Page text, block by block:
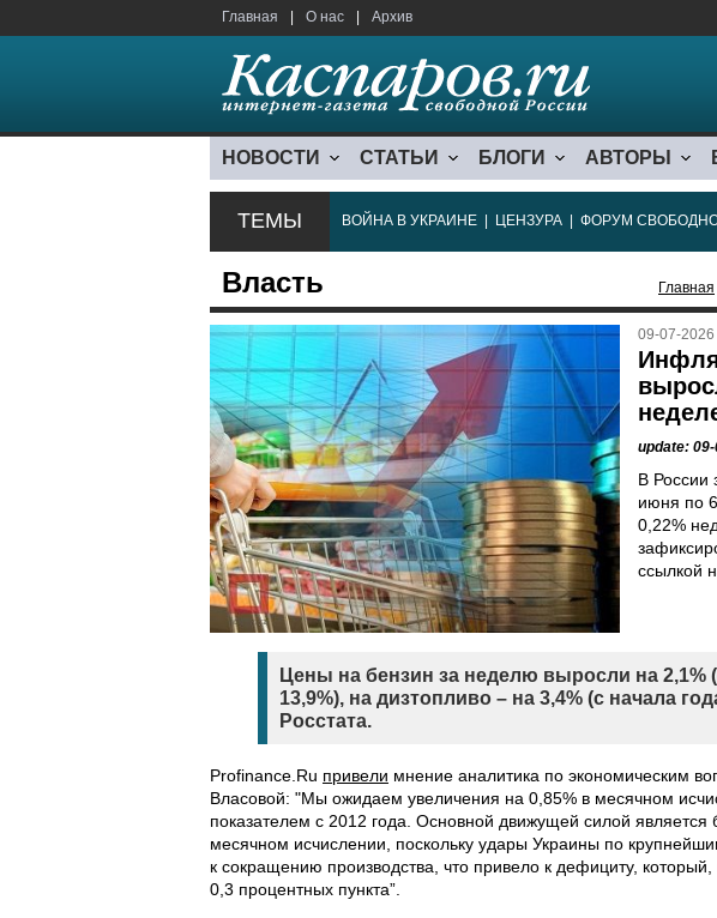
Главная О нас Архив
НОВОСТИ СТАТЬИ БЛОГИ АВТОРЫ
ТЕМЫ ВОЙНА В УКРАИНЕ ЦЕНЗУРА ФОРУМ
Власть Главная
09-07-
update:
В России
июня по
0,22%
ссылкой
Цены на бензин за неделю выросли на 2,1%
13,9%), на дизтопливо – на 3,4% (с начала
Росстата.
Рrofinance.Ru привели мнение аналитика по экономическим
Власовой: "Мы ожидаем увеличения на 0,85% в месячном
показателем с 2012 года. Основной движущей силой
месячном исчислении, поскольку удары Украины по
к сокращению производства, что привело к дефициту,
0,3 процентных пункта”.